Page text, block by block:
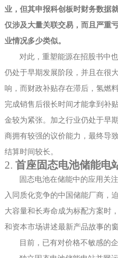
业，但其申报科创板时财务数
仅涉及大量关联交易，而且严重
业情况多少类似。
对此，重塑能源在招股书中
仍处于早期发展阶段，并且在很
响，而财政补贴存在滞后，氢燃
完成销售后很长时间才能拿到补
金较为紧张。加之行业仍处于早
商拥有较强的议价能力，最终导
结算时间较长。
2. 首座固态电池储能电
固态电池在储能中的应用关
入同质化竞争的中国储能厂商，
大容量和长寿命成为标配方案时
和资本市场讲述最新产品故事的窗
目前，已有对价格不敏感的